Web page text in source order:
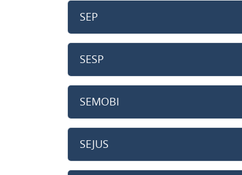
SEP
SESP
SEMOBI
SEJUS